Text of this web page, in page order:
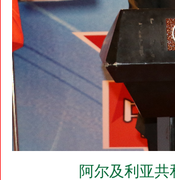
阿尔及利亚共